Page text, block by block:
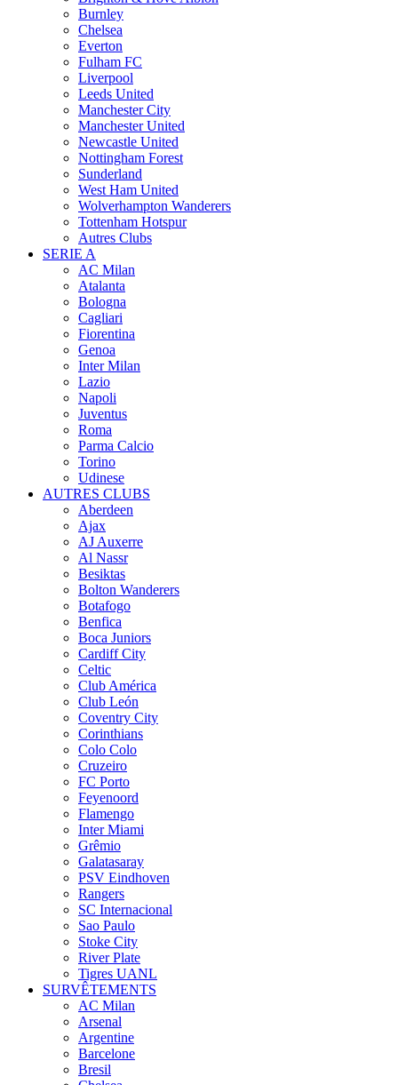
Burnley
Chelsea
Everton
Fulham FC
Liverpool
Leeds United
Manchester City
Manchester United
Newcastle United
Nottingham Forest
Sunderland
West Ham United
Wolverhampton Wanderers
Tottenham Hotspur
Autres Clubs
SERIE A
AC Milan
Atalanta
Bologna
Cagliari
Fiorentina
Genoa
Inter Milan
Lazio
Napoli
Juventus
Roma
Parma Calcio
Torino
Udinese
AUTRES CLUBS
Aberdeen
Ajax
AJ Auxerre
Al Nassr
Besiktas
Bolton Wanderers
Botafogo
Benfica
Boca Juniors
Cardiff City
Celtic
Club América
Club León
Coventry City
Corinthians
Colo Colo
Cruzeiro
FC Porto
Feyenoord
Flamengo
Inter Miami
Grêmio
Galatasaray
PSV Eindhoven
Rangers
SC Internacional
Sao Paulo
Stoke City
River Plate
Tigres UANL
SURVÊTEMENTS
AC Milan
Arsenal
Argentine
Barcelone
Bresil